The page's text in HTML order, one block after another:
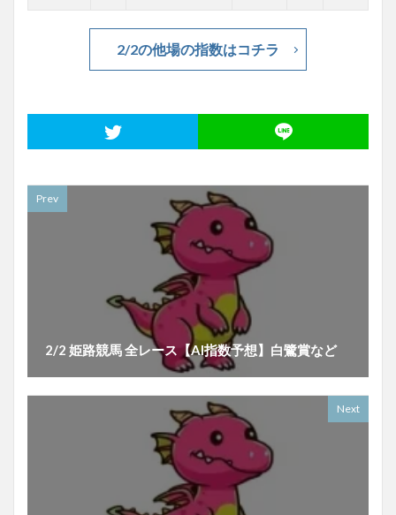
2/2の他場の指数はコチラ
Prev
2/2 姫路競馬 全レース【AI指数予想】白鷺賞など
Next